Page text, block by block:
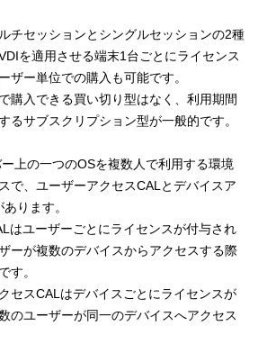
チセッションとシングルセッションの2種
を適用させる端末1台ごとにライセンス
ザー単位での購入も可能です。
購入できる買い切り型はなく、利用期間
るサブスクリプション型が一般的です。
上の一つのOSを複数人で利用する環境
で、ユーザーアクセスCALとデバイスア
ります。
はユーザーごとにライセンスが付与され
ーが複数のデバイスからアクセスする際
す。
セスCALはデバイスごとにライセンスが
のユーザーが同一のデバイスへアクセス